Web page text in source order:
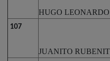
HUGO
107
JUANITO